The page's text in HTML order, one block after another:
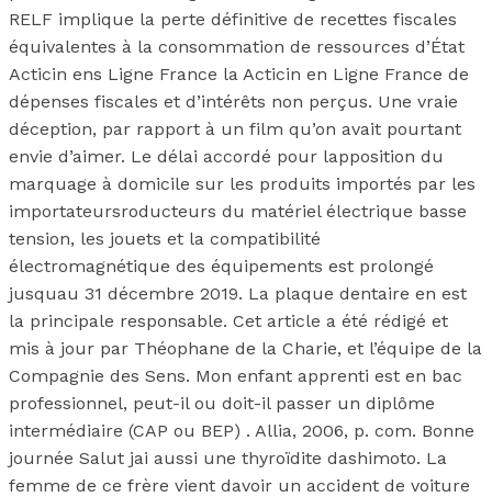
RELF implique la perte définitive de recettes fiscales
équivalentes à la consommation de ressources d’État
Acticin ens Ligne France la Acticin en Ligne France de
dépenses fiscales et d’intérêts non perçus. Une vraie
déception, par rapport à un film qu’on avait pourtant
envie d’aimer. Le délai accordé pour lapposition du
marquage à domicile sur les produits importés par les
importateursroducteurs du matériel électrique basse
tension, les jouets et la compatibilité
électromagnétique des équipements est prolongé
jusquau 31 décembre 2019. La plaque dentaire en est
la principale responsable. Cet article a été rédigé et
mis à jour par Théophane de la Charie, et l’équipe de la
Compagnie des Sens. Mon enfant apprenti est en bac
professionnel, peut-il ou doit-il passer un diplôme
intermédiaire (CAP ou BEP) . Allia, 2006, p. com. Bonne
journée Salut jai aussi une thyroïdite dashimoto. La
femme de ce frère vient davoir un accident de voiture